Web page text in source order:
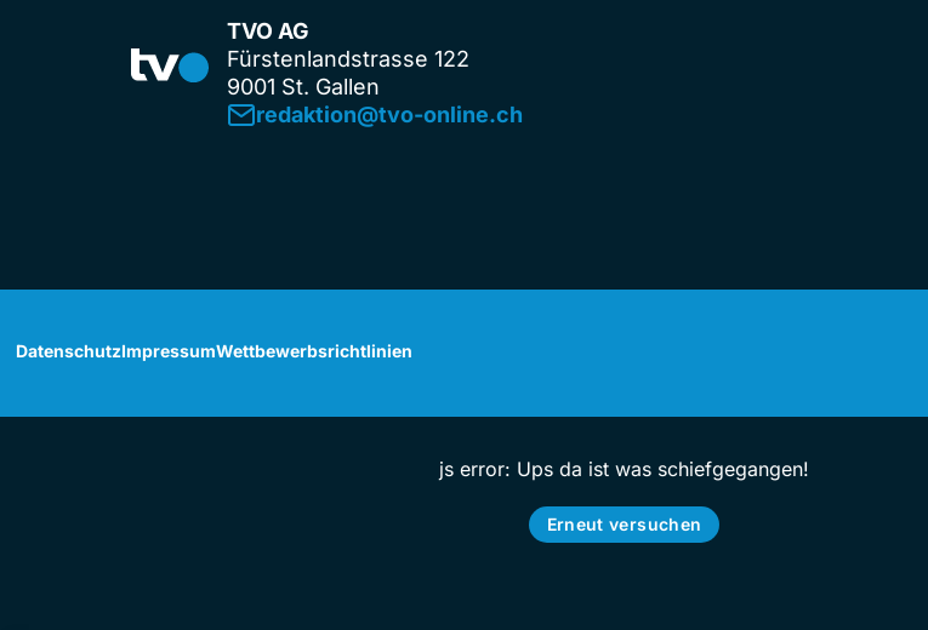
TVO AG
Fürstenlandstrasse 122
9001 St. Gallen
redaktion@tvo-online.ch
DatenschutzImpressumWettbewerbsrichtlinien
js error: Ups da ist was schiefgegangen!
Erneut versuchen